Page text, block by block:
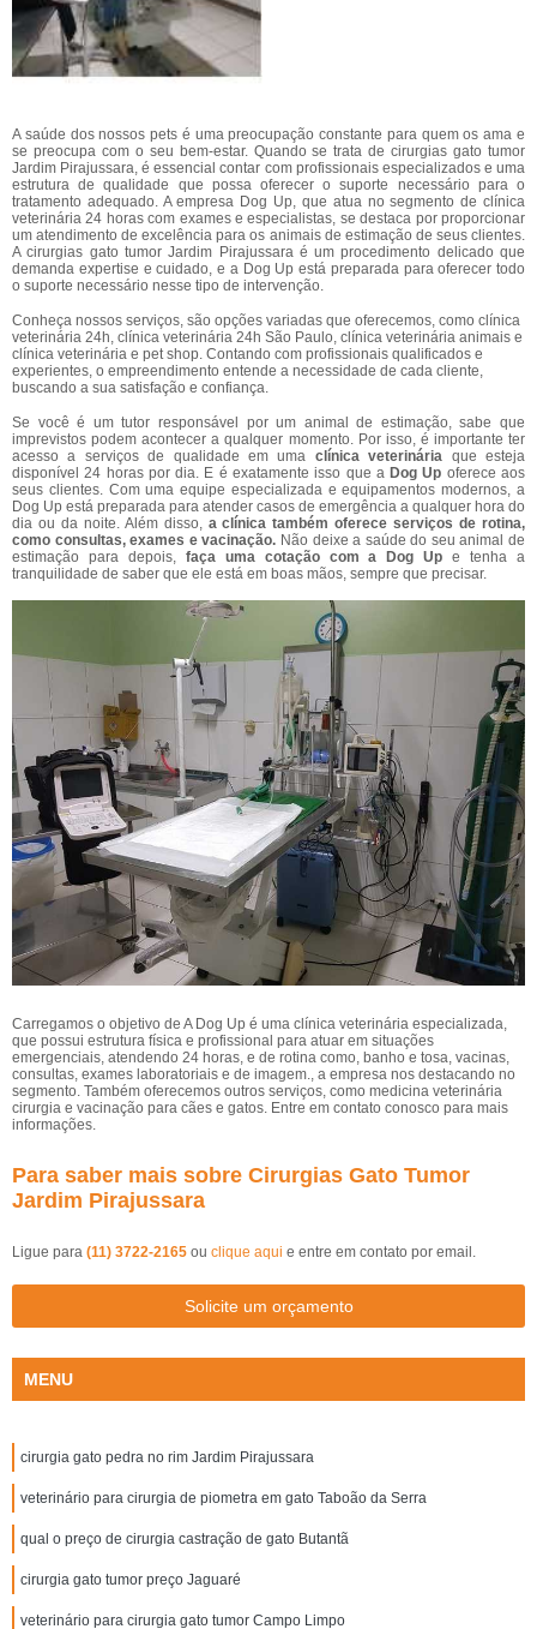
A saúde dos nossos pets é uma preocupação constante para quem os ama e
se preocupa com o seu bem-estar. Quando se trata de cirurgias gato tumor
Jardim Pirajussara, é essencial contar com profissionais especializados e uma
estrutura de qualidade que possa oferecer o suporte necessário para o
tratamento adequado. A empresa Dog Up, que atua no segmento de clínica
veterinária 24 horas com exames e especialistas, se destaca por proporcionar
um atendimento de excelência para os animais de estimação de seus clientes.
A cirurgias gato tumor Jardim Pirajussara é um procedimento delicado que
demanda expertise e cuidado, e a Dog Up está preparada para oferecer todo
o suporte necessário nesse tipo de intervenção.
Conheça nossos serviços, são opções variadas que oferecemos, como clínica
veterinária 24h, clínica veterinária 24h São Paulo, clínica veterinária animais e
clínica veterinária e pet shop. Contando com profissionais qualificados e
experientes, o empreendimento entende a necessidade de cada cliente,
buscando a sua satisfação e confiança.
Se você é um tutor responsável por um animal de estimação, sabe que
imprevistos podem acontecer a qualquer momento. Por isso, é importante ter
acesso a serviços de qualidade em uma clínica veterinária que esteja
disponível 24 horas por dia. E é exatamente isso que a Dog Up oferece aos
seus clientes. Com uma equipe especializada e equipamentos modernos, a
Dog Up está preparada para atender casos de emergência a qualquer hora do
dia ou da noite. Além disso, a clínica também oferece serviços de rotina,
como consultas, exames e vacinação. Não deixe a saúde do seu animal de
estimação para depois, faça uma cotação com a Dog Up e tenha a
tranquilidade de saber que ele está em boas mãos, sempre que precisar.
Carregamos o objetivo de A Dog Up é uma clínica veterinária especializada,
que possui estrutura física e profissional para atuar em situações
emergenciais, atendendo 24 horas, e de rotina como, banho e tosa, vacinas,
consultas, exames laboratoriais e de imagem., a empresa nos destacando no
segmento. Também oferecemos outros serviços, como medicina veterinária
cirurgia e vacinação para cães e gatos. Entre em contato conosco para mais
informações.
Para saber mais sobre Cirurgias Gato Tumor
Jardim Pirajussara
Ligue para (11) 3722-2165 ou clique aqui e entre em contato por email.
Solicite um orçamento
MENU
cirurgia gato pedra no rim Jardim Pirajussara
veterinário para cirurgia de piometra em gato Taboão da Serra
qual o preço de cirurgia castração de gato Butantã
cirurgia gato tumor preço Jaguaré
veterinário para cirurgia gato tumor Campo Limpo